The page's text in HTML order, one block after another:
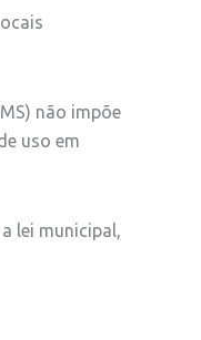
não impõe
uso em
lei municipal,